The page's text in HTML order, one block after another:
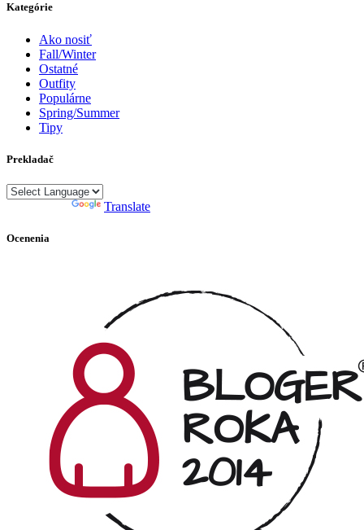
Kategórie
Ako nosiť
Fall/Winter
Ostatné
Outfity
Populárne
Spring/Summer
Tipy
Prekladač
Translate
Ocenenia